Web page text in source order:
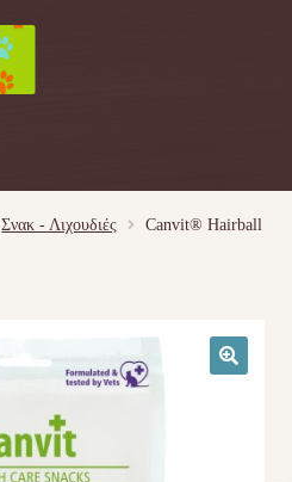
Σνακ - Λιχουδιές
Canvit® Hairball